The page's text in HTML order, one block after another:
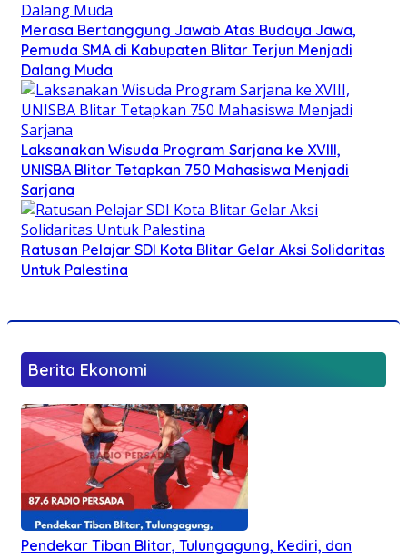
Merasa Bertanggung Jawab Atas Budaya Jawa,
Pemuda SMA di Kabupaten Blitar Terjun Menjadi
Dalang Muda
Laksanakan Wisuda Program Sarjana ke XVIII,
UNISBA Blitar Tetapkan 750 Mahasiswa Menjadi
Sarjana
Ratusan Pelajar SDI Kota Blitar Gelar Aksi Solidaritas
Untuk Palestina
Berita Ekonomi
Pendekar Tiban Blitar, Tulungagung, Kediri, dan